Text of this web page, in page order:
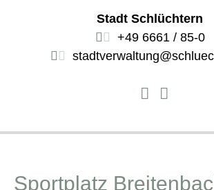
Stadt Schlüchtern
+49 6661 / 85-0
Sportplatz